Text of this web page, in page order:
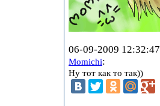
06-09-2009 12:32:47
Momichi:
Ну тот как то так))